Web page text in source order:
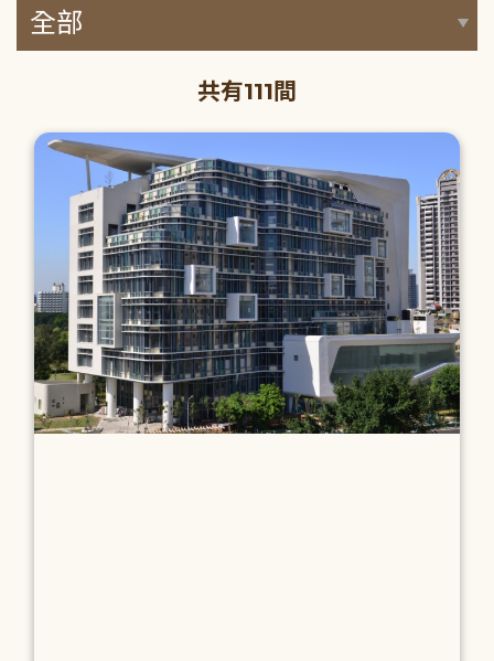
共有111間